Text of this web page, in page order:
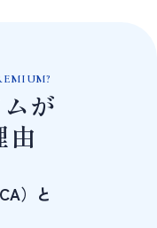
が
由
）と